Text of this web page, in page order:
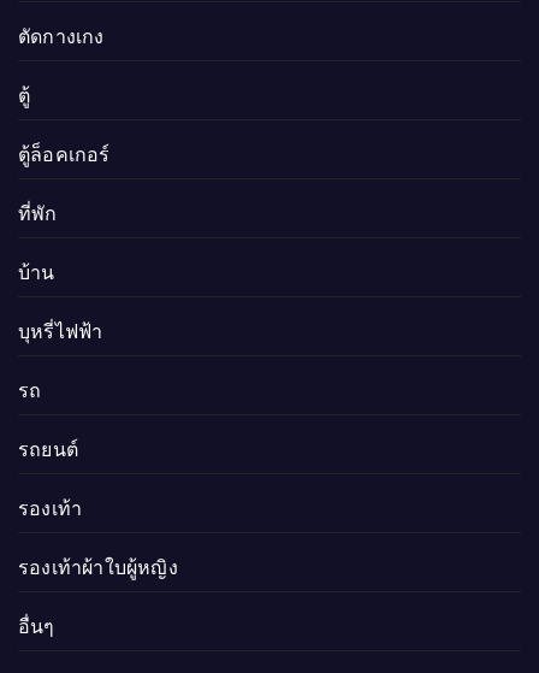
ตัดกางเกง
ตู้
ตู้ล็อคเกอร์
ที่พัก
บ้าน
บุหรี่ไฟฟ้า
รถ
รถยนต์
รองเท้า
รองเท้าผ้าใบผู้หญิง
อื่นๆ